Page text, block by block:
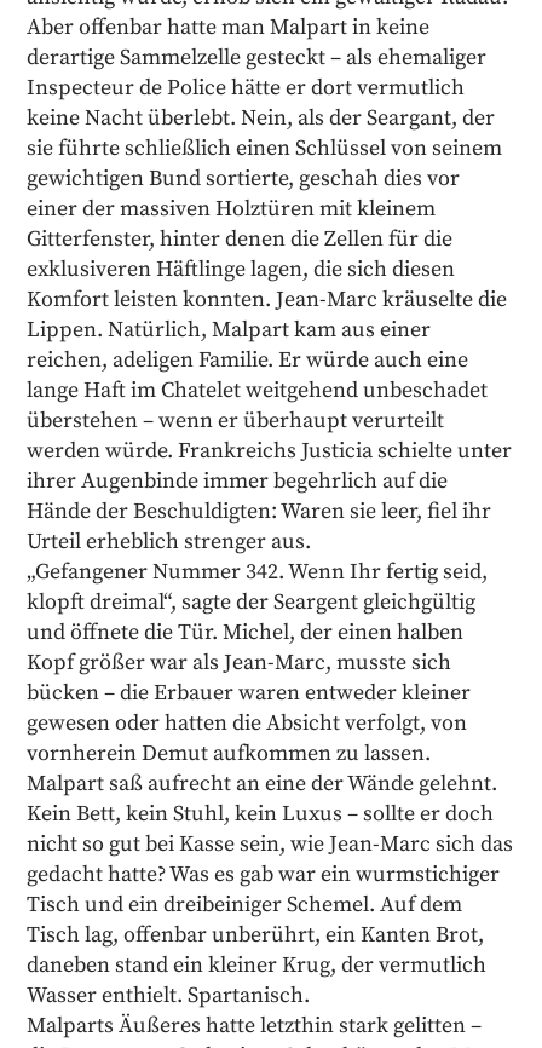
Aber offenbar hatte man Malpart in keine
derartige Sammelzelle gesteckt – als ehemaliger
Inspecteur de Police hätte er dort vermutlich
keine Nacht überlebt. Nein, als der Seargant, der
sie führte schließlich einen Schlüssel von seinem
gewichtigen Bund sortierte, geschah dies vor
einer der massiven Holztüren mit kleinem
Gitterfenster, hinter denen die Zellen für die
exklusiveren Häftlinge lagen, die sich diesen
Komfort leisten konnten. Jean-Marc kräuselte die
Lippen. Natürlich, Malpart kam aus einer
reichen, adeligen Familie. Er würde auch eine
lange Haft im Chatelet weitgehend unbeschadet
überstehen – wenn er überhaupt verurteilt
werden würde. Frankreichs Justicia schielte unter
ihrer Augenbinde immer begehrlich auf die
Hände der Beschuldigten: Waren sie leer, fiel ihr
Urteil erheblich strenger aus.
„Gefangener Nummer 342. Wenn Ihr fertig seid,
klopft dreimal“, sagte der Seargent gleichgültig
und öffnete die Tür. Michel, der einen halben
Kopf größer war als Jean-Marc, musste sich
bücken – die Erbauer waren entweder kleiner
gewesen oder hatten die Absicht verfolgt, von
vornherein Demut aufkommen zu lassen.
Malpart saß aufrecht an eine der Wände gelehnt.
Kein Bett, kein Stuhl, kein Luxus – sollte er doch
nicht so gut bei Kasse sein, wie Jean-Marc sich das
gedacht hatte? Was es gab war ein wurmstichiger
Tisch und ein dreibeiniger Schemel. Auf dem
Tisch lag, offenbar unberührt, ein Kanten Brot,
daneben stand ein kleiner Krug, der vermutlich
Wasser enthielt. Spartanisch.
Malparts Äußeres hatte letzthin stark gelitten –